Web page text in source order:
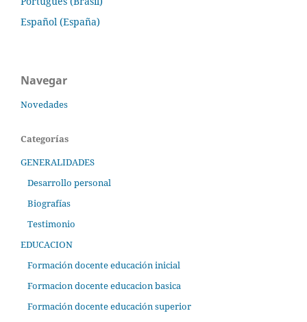
Español (España)
Navegar
Novedades
Categorías
GENERALIDADES
Desarrollo personal
Biografías
Testimonio
EDUCACION
Formación docente educación inicial
Formacion docente educacion basica
Formación docente educación superior